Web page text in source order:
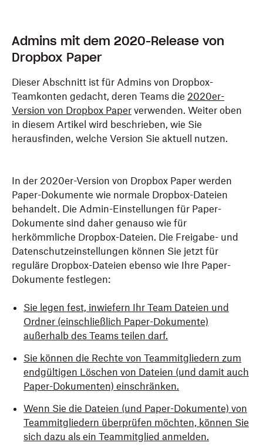
Admins mit dem 2020-Release von
Dropbox Paper
Dieser Abschnitt ist für Admins von Dropbox-
Teamkonten gedacht, deren Teams die 2020er-
Version von Dropbox Paper verwenden. Weiter oben
in diesem Artikel wird beschrieben, wie Sie
herausfinden, welche Version Sie aktuell nutzen.
In der 2020er-Version von Dropbox Paper werden
Paper-Dokumente wie normale Dropbox-Dateien
behandelt. Die Admin-Einstellungen für Paper-
Dokumente sind daher genauso wie für
herkömmliche Dropbox-Dateien. Die Freigabe- und
Datenschutzeinstellungen können Sie jetzt für
reguläre Dropbox-Dateien ebenso wie Ihre Paper-
Dokumente festlegen:
Sie legen fest, inwiefern Ihr Team Dateien und
Ordner (einschließlich Paper-Dokumente)
außerhalb des Teams teilen darf.
Sie können die Rechte von Teammitgliedern zum
endgültigen Löschen von Dateien (und damit auch
Paper-Dokumenten) einschränken.
Wenn Sie die Dateien (und Paper-Dokumente) von
Teammitgliedern überprüfen möchten, können Sie
sich dazu als ein Teammitglied anmelden.